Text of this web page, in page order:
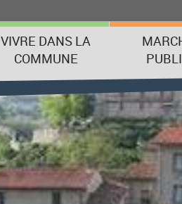
VIVRE DANS LA
COMMUNE